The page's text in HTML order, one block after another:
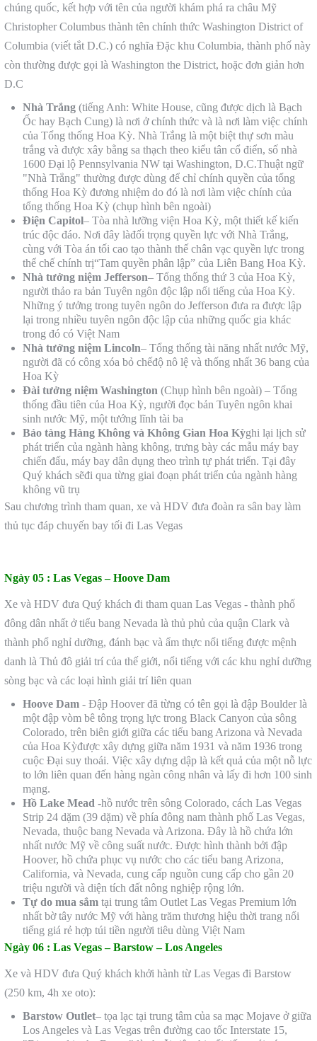
chúng quốc, kết hợp với tên của người khám phá ra châu Mỹ
Christopher Columbus thành tên chính thức Washington District of
Columbia (viết tắt D.C.) có nghĩa Đặc khu Columbia, thành phố này
còn thường được gọi là Washington the District, hoặc đơn giản hơn
D.C
Nhà Trắng (tiếng Anh: White House, cũng được dịch là Bạch
Ốc hay Bạch Cung) là nơi ở chính thức và là nơi làm việc chính
của Tổng thống Hoa Kỳ. Nhà Trắng là một biệt thự sơn màu
trắng và được xây bằng sa thạch theo kiểu tân cổ điển, số nhà
1600 Đại lộ Pennsylvania NW tại Washington, D.C.Thuật ngữ
"Nhà Trắng" thường được dùng để chỉ chính quyền của tổng
thống Hoa Kỳ đương nhiệm do đó là nơi làm việc chính của
tổng thống Hoa Kỳ (chụp hình bên ngoài)
Điện Capitol– Tòa nhà lưỡng viện Hoa Kỳ, một thiết kế kiến
trúc độc đáo. Nơi đây làđối trọng quyền lực với Nhà Trắng,
cùng với Tòa án tối cao tạo thành thế chân vạc quyền lực trong
thể chế chính trị“Tam quyền phân lập” của Liên Bang Hoa Kỳ.
Nhà tưởng niệm Jefferson– Tổng thống thứ 3 của Hoa Kỳ,
người thảo ra bản Tuyên ngôn độc lập nổi tiếng của Hoa Kỳ.
Những ý tưởng trong tuyên ngôn do Jefferson đưa ra được lập
lại trong nhiều tuyên ngôn độc lập của những quốc gia khác
trong đó có Việt Nam
Nhà tưởng niệm Lincoln– Tổng thống tài năng nhất nước Mỹ,
người đã có công xóa bỏ chếđộ nô lệ và thống nhất 36 bang của
Hoa Kỳ
Đài tưởng niệm Washington (Chụp hình bên ngoài) – Tổng
thống đầu tiên của Hoa Kỳ, người đọc bản Tuyên ngôn khai
sinh nước Mỹ, một tướng lĩnh tài ba
Bảo tàng Hàng Không và Không Gian Hoa Kỳghi lại lịch sử
phát triển của ngành hàng không, trưng bày các mẫu máy bay
chiến đấu, máy bay dân dụng theo trình tự phát triển. Tại đây
Quý khách sẽđi qua từng giai đoạn phát triển của ngành hàng
không vũ trụ
Sau chương trình tham quan, xe và HDV đưa đoàn ra sân bay làm
thủ tục đáp chuyến bay tối đi Las Vegas
Ngày 05 : Las Vegas – Hoove Dam
Xe và HDV đưa Quý khách đi tham quan Las Vegas - thành phố
đông dân nhất ở tiểu bang Nevada là thủ phủ của quận Clark và
thành phổ nghỉ dưỡng, đánh bạc và ẩm thực nổi tiếng được mệnh
danh là Thủ đô giải trí của thế giới, nổi tiếng với các khu nghỉ dưỡng
sòng bạc và các loại hình giải trí liên quan
Hoove Dam - Đập Hoover đã từng có tên gọi là đập Boulder là
một đập vòm bê tông trọng lực trong Black Canyon của sông
Colorado, trên biên giới giữa các tiểu bang Arizona và Nevada
của Hoa Kỳđược xây dựng giữa năm 1931 và năm 1936 trong
cuộc Đại suy thoái. Việc xây dựng dập là kết quả của một nỗ lực
to lớn liên quan đến hàng ngàn công nhân và lấy đi hơn 100 sinh
mạng.
Hồ Lake Mead -hồ nước trên sông Colorado, cách Las Vegas
Strip 24 dặm (39 dặm) về phía đông nam thành phố Las Vegas,
Nevada, thuộc bang Nevada và Arizona. Đây là hồ chứa lớn
nhất nước Mỹ về công suất nước. Được hình thành bởi đập
Hoover, hồ chứa phục vụ nước cho các tiểu bang Arizona,
California, và Nevada, cung cấp nguồn cung cấp cho gần 20
triệu người và diện tích đất nông nghiệp rộng lớn.
Tự do mua sắm tại trung tâm Outlet Las Vegas Premium lớn
nhất bờ tây nước Mỹ với hàng trăm thương hiệu thời trang nổi
tiếng giá rẻ hợp túi tiền người tiêu dùng Việt Nam
Ngày 06 : Las Vegas – Barstow – Los Angeles
Xe và HDV đưa Quý khách khởi hành từ Las Vegas đi Barstow
(250 km, 4h xe oto):
Barstow Outlet– tọa lạc tại trung tâm của sa mạc Mojave ở giữa
Los Angeles và Las Vegas trên đường cao tốc Interstate 15,